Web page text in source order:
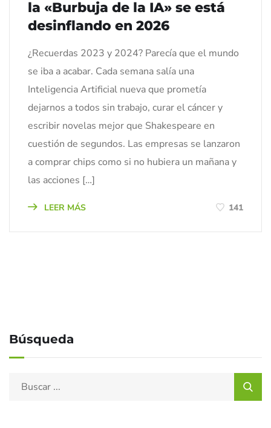
la «Burbuja de la IA» se está
desinflando en 2026
¿Recuerdas 2023 y 2024? Parecía que el mundo
se iba a acabar. Cada semana salía una
Inteligencia Artificial nueva que prometía
dejarnos a todos sin trabajo, curar el cáncer y
escribir novelas mejor que Shakespeare en
cuestión de segundos. Las empresas se lanzaron
a comprar chips como si no hubiera un mañana y
las acciones […]
LEER MÁS 141
Búsqueda